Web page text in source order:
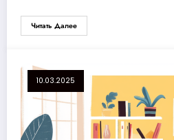
Читать Далее
10.03.2025